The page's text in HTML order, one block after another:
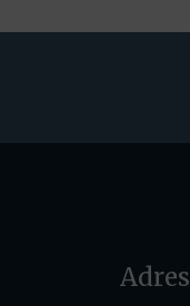
Adres